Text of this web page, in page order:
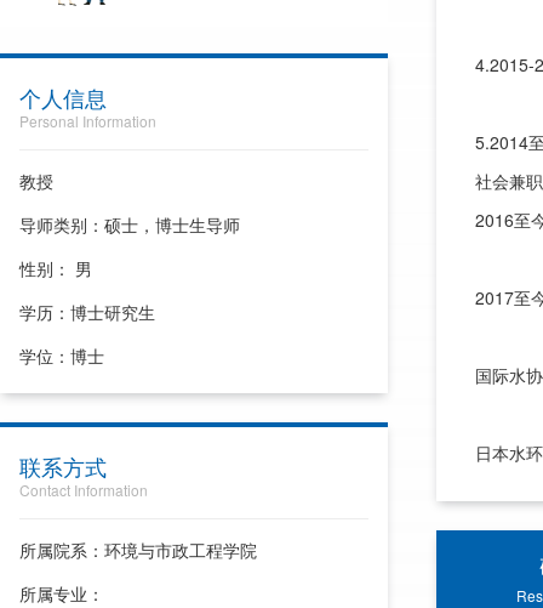
个人信息
Personal Information
教授
导师类别：硕士，博士生导师
性别： 男
学历：博士研究生
学位：博士
联系方式
Contact Information
所属院系：环境与市政工程学院
所属专业：
4.2015-
5.2014
社会兼
2016至
2017至
国际水
日本水